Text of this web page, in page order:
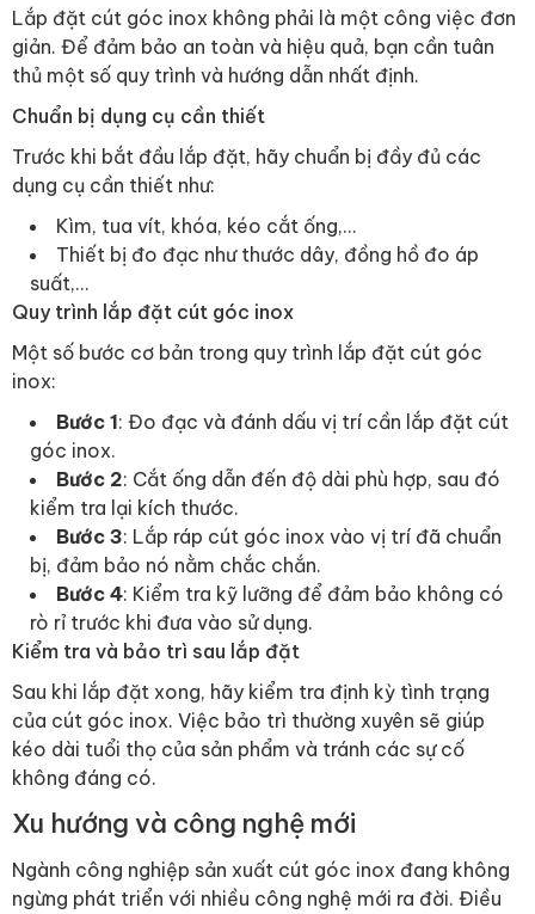
Lắp đặt cút góc inox không phải là một công việc đơn
giản. Để đảm bảo an toàn và hiệu quả, bạn cần tuân
thủ một số quy trình và hướng dẫn nhất định.
Chuẩn bị dụng cụ cần thiết
Trước khi bắt đầu lắp đặt, hãy chuẩn bị đầy đủ các
dụng cụ cần thiết như:
Kìm, tua vít, khóa, kéo cắt ống,…
Thiết bị đo đạc như thước dây, đồng hồ đo áp
suất,…
Quy trình lắp đặt cút góc inox
Một số bước cơ bản trong quy trình lắp đặt cút góc
inox:
Bước 1: Đo đạc và đánh dấu vị trí cần lắp đặt cút
góc inox.
Bước 2: Cắt ống dẫn đến độ dài phù hợp, sau đó
kiểm tra lại kích thước.
Bước 3: Lắp ráp cút góc inox vào vị trí đã chuẩn
bị, đảm bảo nó nằm chắc chắn.
Bước 4: Kiểm tra kỹ lưỡng để đảm bảo không có
rò rỉ trước khi đưa vào sử dụng.
Kiểm tra và bảo trì sau lắp đặt
Sau khi lắp đặt xong, hãy kiểm tra định kỳ tình trạng
của cút góc inox. Việc bảo trì thường xuyên sẽ giúp
kéo dài tuổi thọ của sản phẩm và tránh các sự cố
không đáng có.
Xu hướng và công nghệ mới
Ngành công nghiệp sản xuất cút góc inox đang không
ngừng phát triển với nhiều công nghệ mới ra đời. Điều